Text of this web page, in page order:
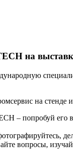
на
на стенде
– попробуй его
вопросы,